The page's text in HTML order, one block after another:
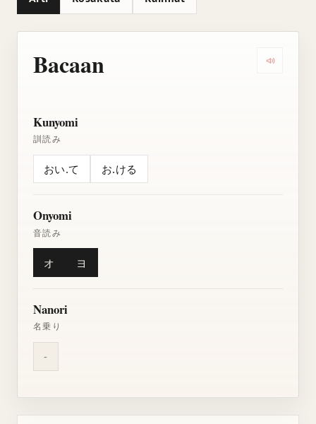
Bacaan
Kunyomi
訓読み
おい.て お.ける
Onyomi
音読み
オ ヨ
Nanori
名乗り
-